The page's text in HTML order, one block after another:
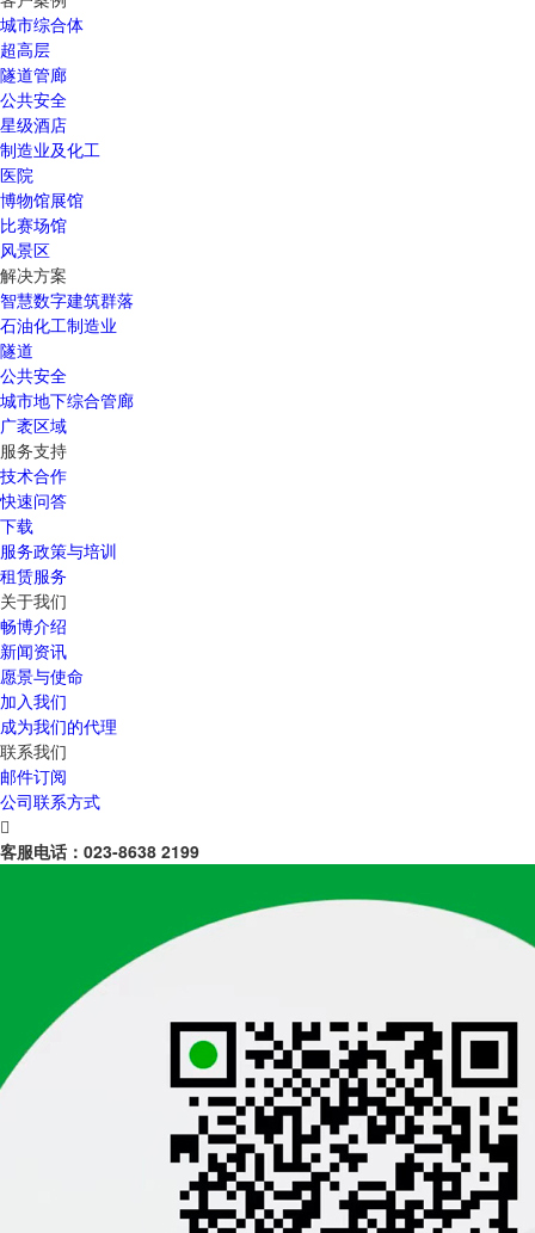
城市综合体
超高层
隧道管廊
公共安全
星级酒店
制造业及化工
医院
博物馆展馆
比赛场馆
风景区
解决方案
智慧数字建筑群落
石油化工制造业
隧道
公共安全
城市地下综合管廊
广袤区域
服务支持
技术合作
快速问答
下载
服务政策与培训
租赁服务
关于我们
畅博介绍
新闻资讯
愿景与使命
加入我们
成为我们的代理
联系我们
邮件订阅
公司联系方式

客服电话： 023-8638 2199